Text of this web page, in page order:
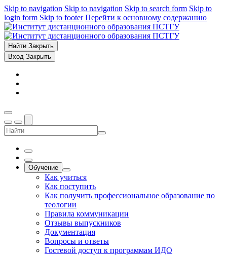
Skip to navigation Skip to navigation Skip to search form Skip to
login form Skip to footer Перейти к основному содержанию
Найти Закрыть
Вход Закрыть
Обучение
Как учиться
Как поступить
Как получить профессиональное образование по
теологии
Правила коммуникации
Отзывы выпускников
Документация
Вопросы и ответы
Гостевой доступ к программам ИДО